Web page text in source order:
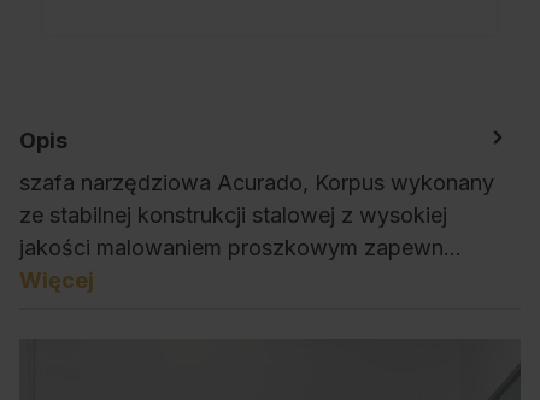
Opis
szafa narzędziowa Acurado, Korpus wykonany
ze stabilnej konstrukcji stalowej z wysokiej
jakości malowaniem proszkowym zapewn…
Więcej